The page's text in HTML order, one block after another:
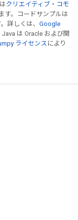
クリエイティブ・コモ
す。コードサンプルは
詳しくは、 Google
は Oracle および関
ライセンスにより